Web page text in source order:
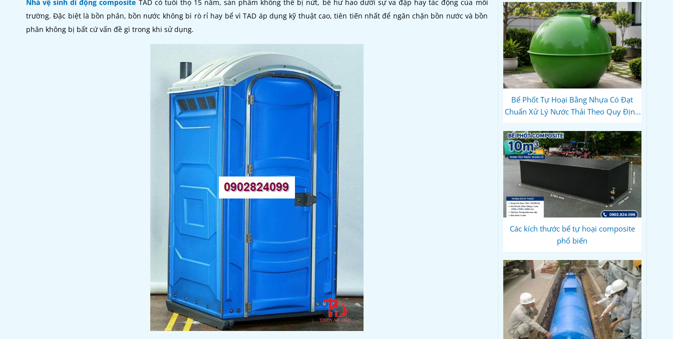
Nhà vệ sinh di động composite TAD có tuổi thọ 15 năm, sản phẩm không thể bị nứt, bể hư hao dưới sự va đập hay tác động của môi
trường. Đặc biệt là bồn phân, bồn nước không bì rò rỉ hay bể vì TAD áp dụng kỹ thuật cao, tiên tiến nhất để ngăn chặn bồn nước và bồn
phân không bị bất cứ vấn đề gì trong khi sử dụng.
Bể Phốt Tự Hoại Bằng Nhựa Có Đạt
Chuẩn Xử Lý Nước Thải Theo Quy Định
Các kích thước bể tự hoại composite
phổ biến